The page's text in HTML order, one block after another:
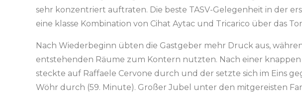
sehr konzentriert auftraten. Die beste TASV-Gelegenheit in der
eine klasse Kombination von Cihat Aytac und Tricarico über das
Nach Wiederbeginn übten die Gastgeber mehr Druck aus,
entstehenden Räume zum Kontern nutzten. Nach einer
steckte auf Raffaele Cervone durch und der setzte sich im Eins
Wöhr durch (59. Minute). Großer Jubel unter den mitgereisten